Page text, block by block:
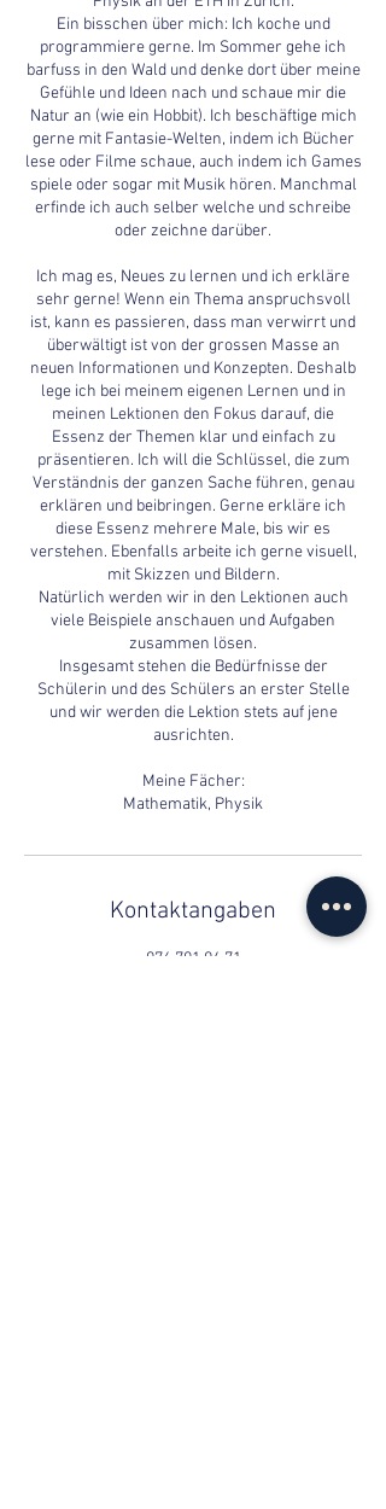
Ein bisschen über mich: Ich koche und
programmiere gerne. Im Sommer gehe ich
barfuss in den Wald und denke dort über meine
Gefühle und Ideen nach und schaue mir die
Natur an (wie ein Hobbit). Ich beschäftige mich
gerne mit Fantasie-Welten, indem ich Bücher
lese oder Filme schaue, auch indem ich Games
spiele oder sogar mit Musik hören. Manchmal
erfinde ich auch selber welche und schreibe
oder zeichne darüber.
Ich mag es, Neues zu lernen und ich erkläre
sehr gerne! Wenn ein Thema anspruchsvoll
ist, kann es passieren, dass man verwirrt und
überwältigt ist von der grossen Masse an
neuen Informationen und Konzepten. Deshalb
lege ich bei meinem eigenen Lernen und in
meinen Lektionen den Fokus darauf, die
Essenz der Themen klar und einfach zu
präsentieren. Ich will die Schlüssel, die zum
Verständnis der ganzen Sache führen, genau
erklären und beibringen. Gerne erkläre ich
diese Essenz mehrere Male, bis wir es
verstehen. Ebenfalls arbeite ich gerne visuell,
mit Skizzen und Bildern.
Natürlich werden wir in den Lektionen auch
viele Beispiele anschauen und Aufgaben
zusammen lösen.
Insgesamt stehen die Bedürfnisse der
Schülerin und des Schülers an erster Stelle
und wir werden die Lektion stets auf jene
ausrichten.
Meine Fächer:
Mathematik, Physik
Kontaktangaben
076 701 04 71